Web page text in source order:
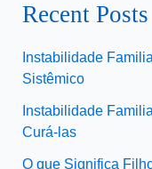
Recent Posts
Instabilidade
Sistêmico
Instabilidade
Curá-las
O que Significa